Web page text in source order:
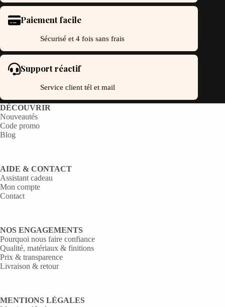
Paiement facile
Sécurisé et 4 fois sans frais
Support réactif
Service client tél et mail
DÉCOUVRIR
Nouveautés
Code promo
Blog
AIDE & CONTACT
Assistant cadeau
Mon compte
Contact
NOS ENGAGEMENTS
Pourquoi nous faire confiance
Qualité, matériaux & finitions
Prix & transparence
Livraison & retour
MENTIONS LÉGALES